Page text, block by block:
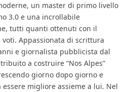
un master di primo livello
3.0 e una incrollabile
tutti quanti ottenuti con il
voti. Appassionata di scrittura
e giornalista pubblicista dal
a costruire “Nos Alpes”
giorno dopo giorno e
essere migliore assieme a lui. Nel